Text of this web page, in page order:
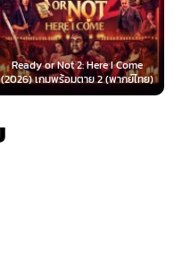
I Come
2 (พากย์ไทย)
Now You See
(2025) อาช